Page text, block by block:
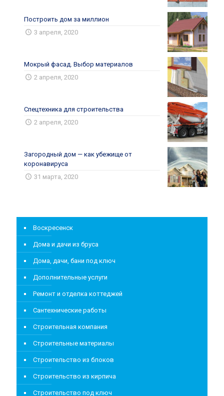
Построить дом за миллион
3 апреля, 2020
Мокрый фасад. Выбор материалов
2 апреля, 2020
Спецтехника для строительства
2 апреля, 2020
Загородный дом — как убежище от
коронавируса
31 марта, 2020
Воскресенск
Дома и дачи из бруса
Дома, дачи, бани под ключ
Дополнительные услуги
Ремонт и отделка коттеджей
Сантехнические работы
Строительная компания
Строительные материалы
Строительство из блоков
Строительство из кирпича
Строительство под ключ